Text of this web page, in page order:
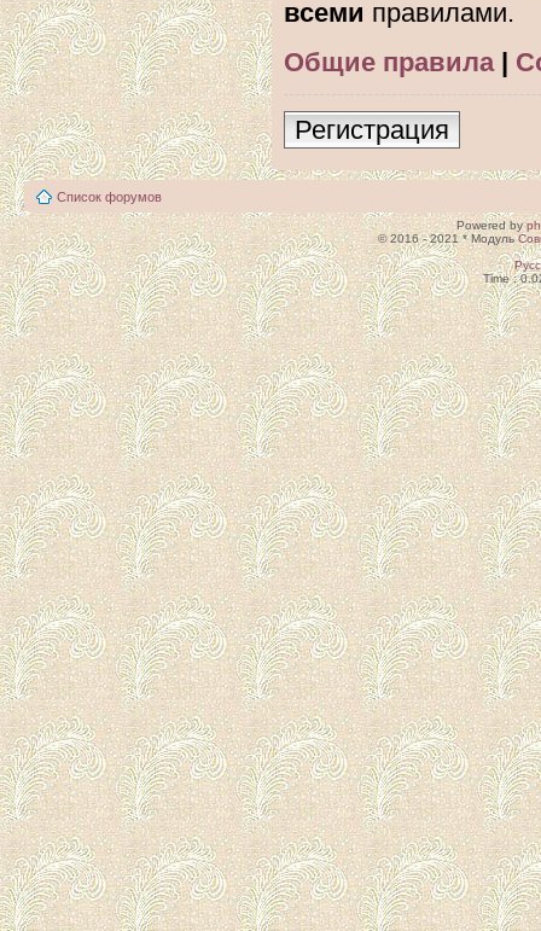
всеми правилами.
Общие правила|
Регистрация
Список форумов
Powered by
© 2016 - 2021 * Модуль
Time :